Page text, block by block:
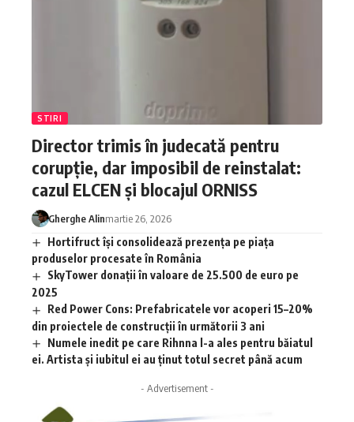
STIRI
Director trimis în judecată pentru
corupție, dar imposibil de reinstalat:
cazul ELCEN și blocajul ORNISS
Gherghe Alinmartie 26, 2026
Hortifruct își consolidează prezența pe piața
produselor procesate în România
SkyTower donații în valoare de 25.500 de euro pe
2025
Red Power Cons: Prefabricatele vor acoperi 15–20%
din proiectele de construcții în următorii 3 ani
Numele inedit pe care Rihnna l-a ales pentru băiatul
ei. Artista și iubitul ei au ținut totul secret până acum
- Advertisement -